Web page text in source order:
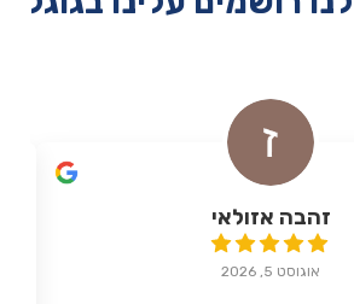
זהבה אזולאי
אוגוסט 5, 2026